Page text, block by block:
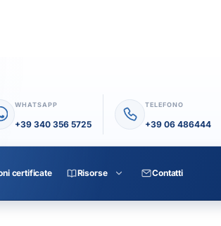
WHATSAPP
+39 340 356 5725
TELEFONO
+39 06 486444
certificate Risorse Contatti